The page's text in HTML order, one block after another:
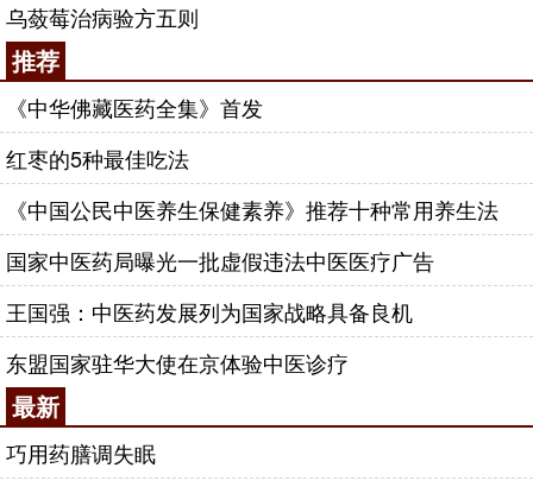
乌蔹莓治病验方五则
推荐
《中华佛藏医药全集》首发
红枣的5种最佳吃法
《中国公民中医养生保健素养》推荐十种常用养生法
国家中医药局曝光一批虚假违法中医医疗广告
王国强：中医药发展列为国家战略具备良机
东盟国家驻华大使在京体验中医诊疗
最新
巧用药膳调失眠